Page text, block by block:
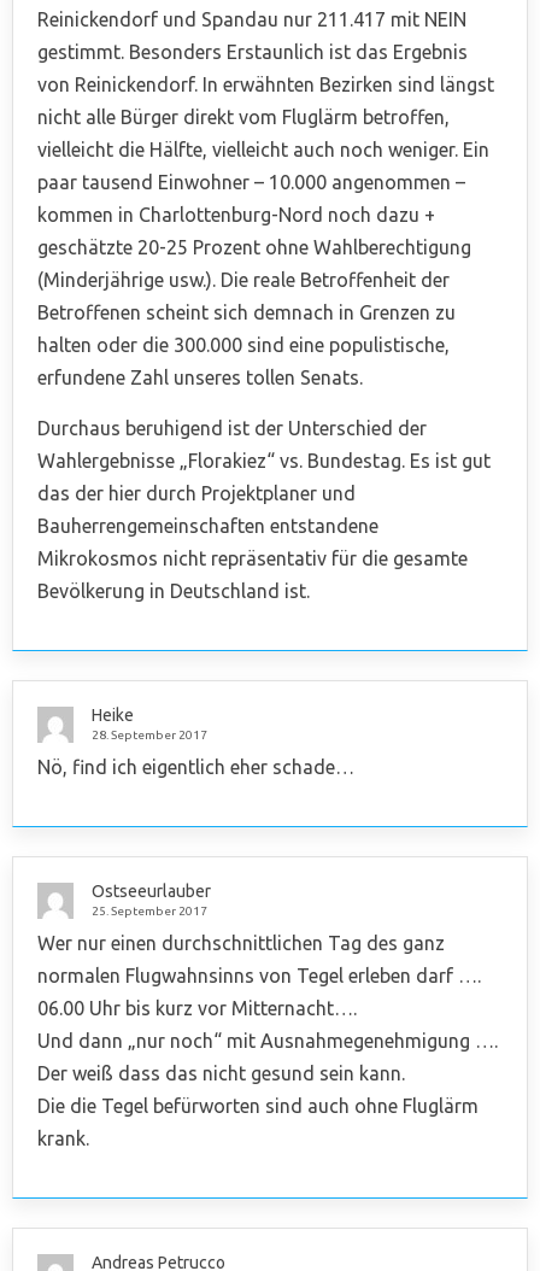
Reinickendorf und Spandau nur 211.417 mit NEIN
gestimmt. Besonders Erstaunlich ist das Ergebnis
von Reinickendorf. In erwähnten Bezirken sind längst
nicht alle Bürger direkt vom Fluglärm betroffen,
vielleicht die Hälfte, vielleicht auch noch weniger. Ein
paar tausend Einwohner – 10.000 angenommen –
kommen in Charlottenburg-Nord noch dazu +
geschätzte 20-25 Prozent ohne Wahlberechtigung
(Minderjährige usw.). Die reale Betroffenheit der
Betroffenen scheint sich demnach in Grenzen zu
halten oder die 300.000 sind eine populistische,
erfundene Zahl unseres tollen Senats.
Durchaus beruhigend ist der Unterschied der
Wahlergebnisse „Florakiez“ vs. Bundestag. Es ist gut
das der hier durch Projektplaner und
Bauherrengemeinschaften entstandene
Mikrokosmos nicht repräsentativ für die gesamte
Bevölkerung in Deutschland ist.
Heike
28. September 2017
Nö, find ich eigentlich eher schade…
Ostseeurlauber
25. September 2017
Wer nur einen durchschnittlichen Tag des ganz
normalen Flugwahnsinns von Tegel erleben darf ….
06.00 Uhr bis kurz vor Mitternacht….
Und dann „nur noch“ mit Ausnahmegenehmigung ….
Der weiß dass das nicht gesund sein kann.
Die die Tegel befürworten sind auch ohne Fluglärm
krank.
Andreas Petrucco